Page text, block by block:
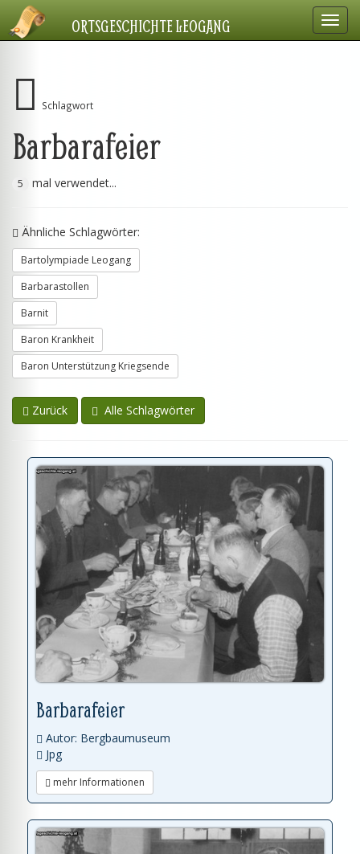
ORTSGESCHICHTE LEOGANG
Schlagwort
Barbarafeier
5 mal verwendet...
Ähnliche Schlagwörter:
Bartolympiade Leogang
Barbarastollen
Barnit
Baron Krankheit
Baron Unterstützung Kriegsende
Zurück Alle Schlagwörter
Barbarafeier
Autor: Bergbaumuseum
Jpg
mehr Informationen